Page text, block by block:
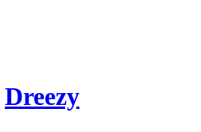
Dreezy